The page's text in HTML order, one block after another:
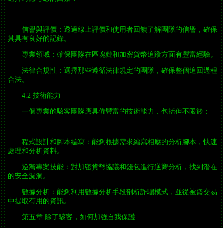
信譽與評價：透過線上評價和使用者回饋了解團隊的信譽，確保
其具有良好的記錄。
專業領域：確保團隊在區塊鏈和加密貨幣追蹤方面有豐富經驗。
法律合規性：選擇那些遵循法律規定的團隊，確保整個追回過程
合法。
4.2 技術能力
一個專業的駭客團隊應具備豐富的技術能力，包括但不限於：
程式設計和腳本編寫：能夠根據需求編寫相應的分析腳本，快速
處理和分析資料。
逆嚮專案技能：對加密貨幣協議和錢包進行逆嚮分析，找到潛在
的安全漏洞。
數據分析：能夠利用數據分析手段剖析詐騙模式，並從被盜交易
中提取有用的資訊。
第五章 除了駭客，如何加強自我保護